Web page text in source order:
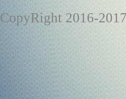
CopyRight 2016-